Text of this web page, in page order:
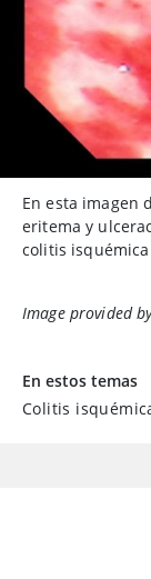
En esta imagen
eritema y
colitis
Image provided
En estos temas
Colitis